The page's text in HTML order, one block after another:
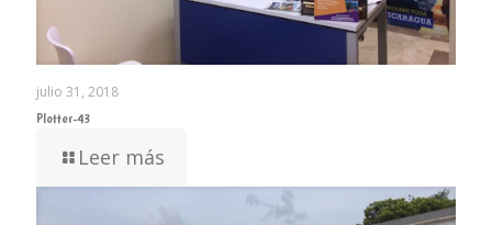
julio 31, 2018
Plotter-43
Leer más